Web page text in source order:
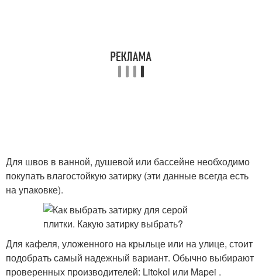
Для швов в ванной, душевой или бассейне необходимо
покупать влагостойкую затирку (эти данные всегда есть
на упаковке).
Для кафеля, уложенного на крыльце или на улице, стоит
подобрать самый надежный вариант. Обычно выбирают
проверенных производителей: Litokol или Mapei .